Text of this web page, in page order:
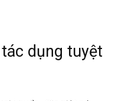
dụng tuyệt